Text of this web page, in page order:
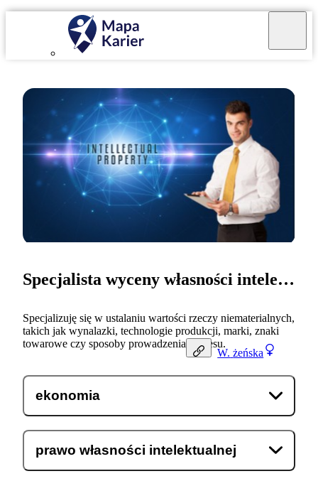
W. żeńska
Specjalista wyceny własności intelektualnej
Specjalizuję się w ustalaniu wartości rzeczy niematerialnych,
takich jak wynalazki, technologie produkcji, marki, znaki
towarowe czy sposoby prowadzenia biznesu.
ekonomia
prawo własności intelektualnej